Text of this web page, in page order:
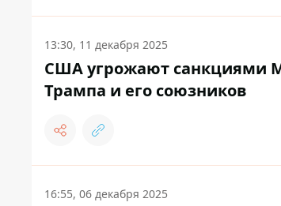
13:30, 11 декабря 2025
США угрожают санкциями
Трампа и его союзников
16:55, 06 декабря 2025